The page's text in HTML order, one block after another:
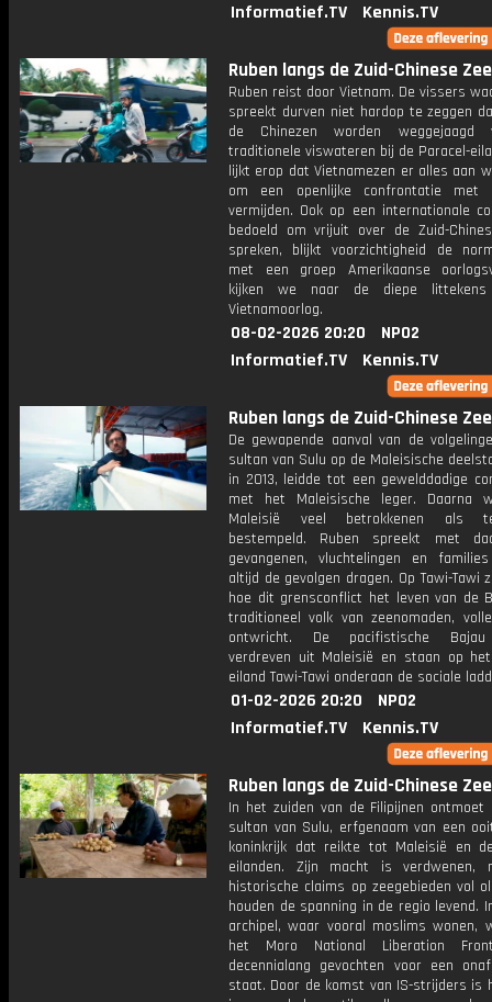
Informatief.TV
Kennis.TV
Ruben langs de Zuid-Chinese
Ruben reist door Vietnam. De vissers
spreekt durven niet hardop te zeggen
de Chinezen worden weggejaagd
traditionele viswateren bij de Paracel-
lijkt erop dat Vietnamezen er alles aan
om een openlijke confrontatie met
vermijden. Ook op een internationale
bedoeld om vrijuit over de Zuid-
spreken, blijkt voorzichtigheid de
met een groep Amerikaanse
kijken we naar de diepe
Vietnamoorlog.
08-02-2026 20:20
NPO2
Informatief.TV
Kennis.TV
Ruben langs de Zuid-Chinese
De gewapende aanval van de
sultan van Sulu op de Maleisische
in 2013, leidde tot een gewelddadige
met het Maleisische leger. Daarna
Maleisië veel betrokkenen als
bestempeld. Ruben spreekt met
gevangenen, vluchtelingen en
altijd de gevolgen dragen. Op Tawi-Tawi
hoe dit grensconflict het leven van de
traditioneel volk van zeenomaden,
ontwricht. De pacifistische
verdreven uit Maleisië en staan op
eiland Tawi-Tawi onderaan de sociale
01-02-2026 20:20
NPO2
Informatief.TV
Kennis.TV
Ruben langs de Zuid-Chinese
In het zuiden van de Filipijnen ontmoet
sultan van Sulu, erfgenaam van een
koninkrijk dat reikte tot Maleisië en
eilanden. Zijn macht is verdwenen,
historische claims op zeegebieden vol
houden de spanning in de regio levend.
archipel, waar vooral moslims wonen,
het Moro National Liberation
decennialang gevochten voor een
staat. Door de komst van IS-strijders is